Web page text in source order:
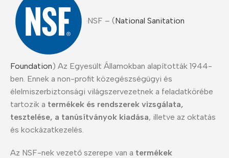
NSF – (National Sanitation
Foundation) Az Egyesült Államokban alapították 1944-
ben. Ennek a non-profit közegészségügyi és
élelmiszerbiztonsági világszervezetnek a feladatkörébe
tartozik a termékek és rendszerek vizsgálata,
tesztelése, a tanúsítványok kiadása, illetve az oktatás
és kockázatkezelés.
Az NSF-nek vezető szerepe van a termékek